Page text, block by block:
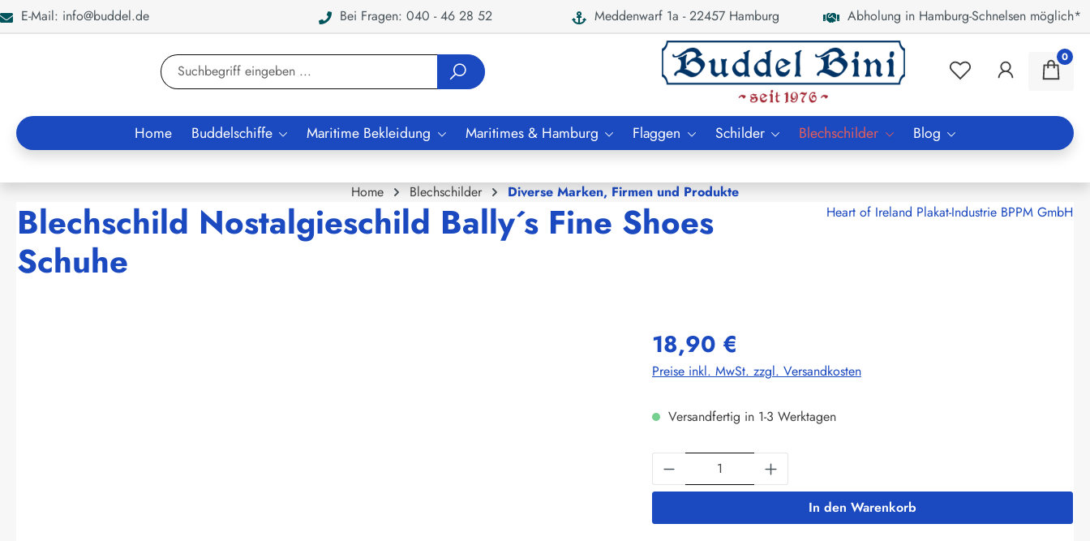
Zur Suche springen
E-Mail: info@buddel.de Bei Fragen: 040 - 46 28 52 Meddenwarf 1a - 22457 Hamburg Abholung in Hamburg-Schnelsen möglich*
0
Home Buddelschiffe Maritime Bekleidung Maritimes & Hamburg Flaggen Schilder Blechschilder Blog
Home Blechschilder Diverse Marken, Firmen und Produkte
Blechschild Nostalgieschild Bally´s Fine Shoes
Schuhe
Heart of Ireland Plakat-Industrie BPPM GmbH
18,90 €
Preise inkl. MwSt. zzgl. Versandkosten
Versandfertig in 1-3 Werktagen
Produkt Anzahl: Gib den gewünschten Wert ein
In den Warenkorb